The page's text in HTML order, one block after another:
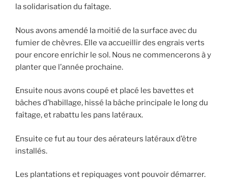
la solidarisation du faîtage.
Nous avons amendé la moitié de la surface avec du
fumier de chèvres. Elle va accueillir des engrais verts
pour encore enrichir le sol. Nous ne commencerons à y
planter que l’année prochaine.
Ensuite nous avons coupé et placé les bavettes et
bâches d’habillage, hissé la bâche principale le long du
faîtage, et rabattu les pans latéraux.
Ensuite ce fut au tour des aérateurs latéraux d’être
installés.
Les plantations et repiquages vont pouvoir démarrer.